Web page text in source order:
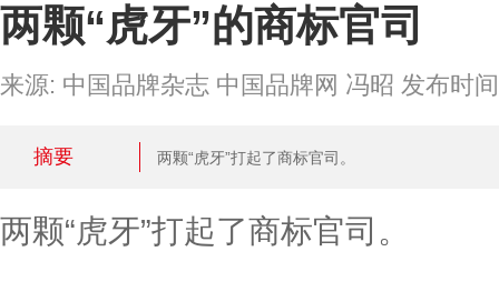
两颗“虎牙”的商标官司
来源: 中国品牌杂志 中国品牌网 冯昭 发布时
摘要 两颗“虎牙”打起了商标官司。
两颗“虎牙”打起了商标官司。